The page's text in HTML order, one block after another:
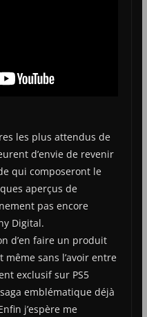
les plus attendus de
d’envie de revenir
qui composeront le
aperçus de
pas encore
Digital.
d’en faire un produit
sans l’avoir entre
exclusif sur PS5
emblématique déjà
j’espère me